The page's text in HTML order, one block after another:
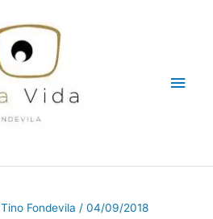
Tino Fondevila / 04/09/2018